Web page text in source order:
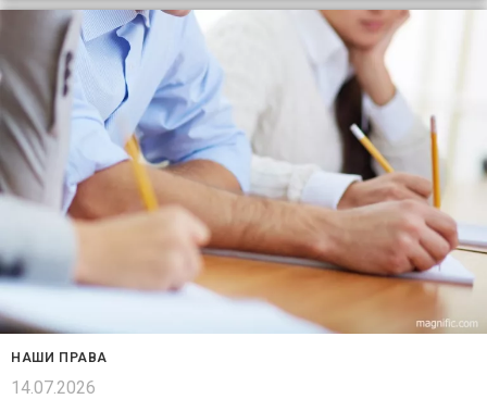
НАШИ ПРАВА
14.07.2026